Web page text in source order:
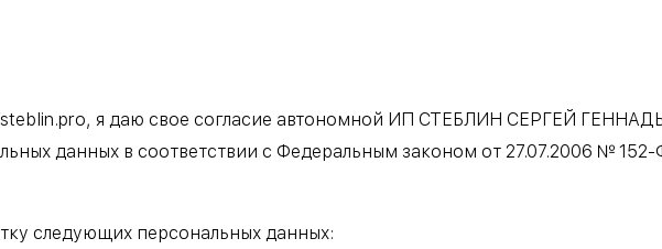
я даю свое согласие автономной ИП СТЕБЛИН СЕРГЕЙ
данных в соответствии с Федеральным законом от 27.07.2006 №
следующих персональных данных: